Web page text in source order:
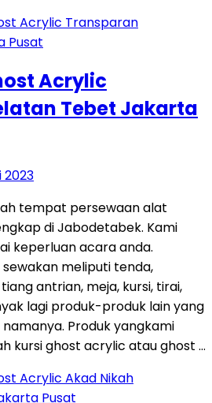
Acrylic
Tebet Jakarta
2023
tempat persewaan alat
di Jabodetabek. Kami
keperluan acara anda.
meliputi tenda,
antrian, meja, kursi, tirai,
lagi produk-produk lain yang
Produk yangkami
kursi ghost acrylic atau ghost …